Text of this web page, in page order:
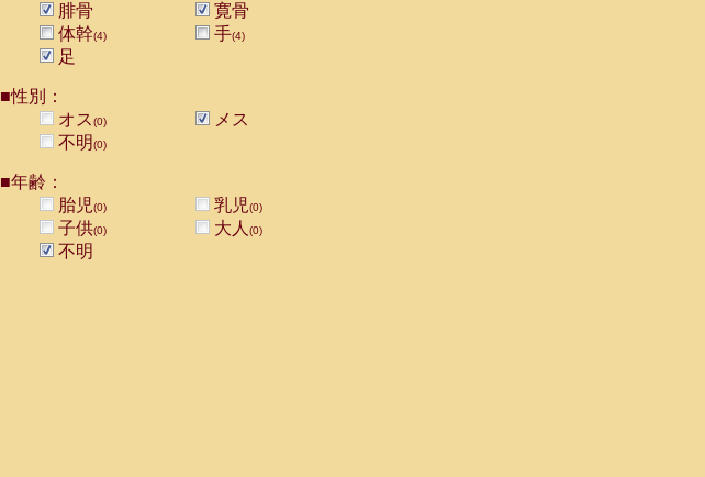
腓骨
寛骨
体幹(4) 手(4)
足
■性別：
オス(0)
メス
不明(0)
■年齢：
胎児(0) 乳児(0)
子供(0) 大人 (0)
不明